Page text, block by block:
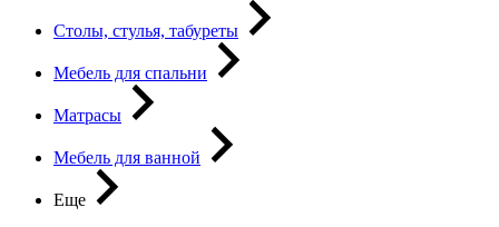
Столы, стулья, табуреты
Мебель для спальни
Матрасы
Мебель для ванной
Еще